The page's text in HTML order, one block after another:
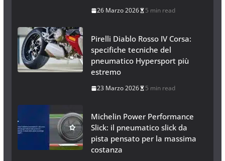
26 Marzo 2026 5 min read
Pirelli Diablo Rosso IV Corsa:
specifiche tecniche del
pneumatico Hypersport più
estremo
23 Marzo 2026 5 min read
Michelin Power Performance
Slick: il pneumatico slick da
pista pensato per la massima
costanza